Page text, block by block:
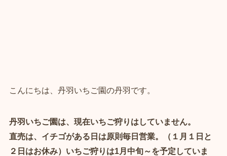
こんにちは、丹羽いちご園の丹羽です。
丹羽いちご園は、現在いちご狩りはしていません。
直売は、イチゴがある日は原則毎日営業。（１月１日と
２日はお休み）いちご狩りは1月中旬～を予定していま